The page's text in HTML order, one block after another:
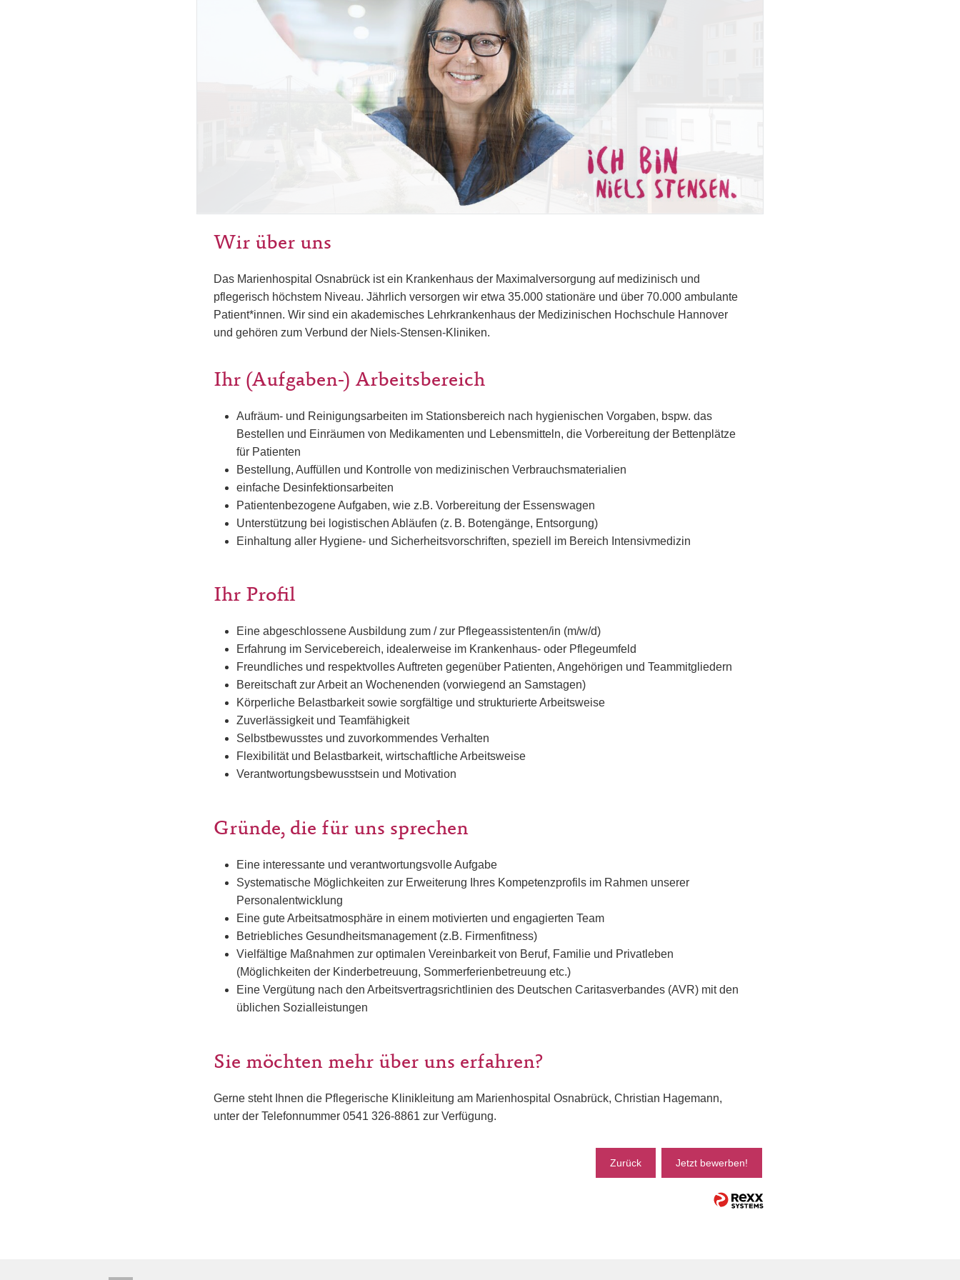
Wir über uns
Das Marienhospital Osnabrück ist ein Krankenhaus der Maximalversorgung auf medizinisch und
pflegerisch höchstem Niveau. Jährlich versorgen wir etwa 35.000 stationäre und über 70.000 ambulante
Patient*innen. Wir sind ein akademisches Lehrkrankenhaus der Medizinischen Hochschule Hannover
und gehören zum Verbund der Niels-Stensen-Kliniken.
Ihr (Aufgaben-) Arbeitsbereich
Aufräum- und Reinigungsarbeiten im Stationsbereich nach hygienischen Vorgaben, bspw. das
Bestellen und Einräumen von Medikamenten und Lebensmitteln, die Vorbereitung der Bettenplätze
für Patienten
Bestellung, Auffüllen und Kontrolle von medizinischen Verbrauchsmaterialien
einfache Desinfektionsarbeiten
Patientenbezogene Aufgaben, wie z.B. Vorbereitung der Essenswagen
Unterstützung bei logistischen Abläufen (z. B. Botengänge, Entsorgung)
Einhaltung aller Hygiene- und Sicherheitsvorschriften, speziell im Bereich Intensivmedizin
Ihr Profil
Eine abgeschlossene Ausbildung zum / zur Pflegeassistenten/in (m/w/d)
Erfahrung im Servicebereich, idealerweise im Krankenhaus- oder Pflegeumfeld
Freundliches und respektvolles Auftreten gegenüber Patienten, Angehörigen und Teammitgliedern
Bereitschaft zur Arbeit an Wochenenden (vorwiegend an Samstagen)
Körperliche Belastbarkeit sowie sorgfältige und strukturierte Arbeitsweise
Zuverlässigkeit und Teamfähigkeit
Selbstbewusstes und zuvorkommendes Verhalten
Flexibilität und Belastbarkeit, wirtschaftliche Arbeitsweise
Verantwortungsbewusstsein und Motivation
Gründe, die für uns sprechen
Eine interessante und verantwortungsvolle Aufgabe
Systematische Möglichkeiten zur Erweiterung Ihres Kompetenzprofils im Rahmen unserer
Personalentwicklung
Eine gute Arbeitsatmosphäre in einem motivierten und engagierten Team
Betriebliches Gesundheitsmanagement (z.B. Firmenfitness)
Vielfältige Maßnahmen zur optimalen Vereinbarkeit von Beruf, Familie und Privatleben
(Möglichkeiten der Kinderbetreuung, Sommerferienbetreuung etc.)
Eine Vergütung nach den Arbeitsvertragsrichtlinien des Deutschen Caritasverbandes (AVR) mit den
üblichen Sozialleistungen
Sie möchten mehr über uns erfahren?
Gerne steht Ihnen die Pflegerische Klinikleitung am Marienhospital Osnabrück, Christian Hagemann,
unter der Telefonnummer 0541 326-8861 zur Verfügung.
Zurück Jetzt bewerben!